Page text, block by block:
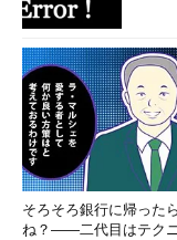
そろそろ銀行に帰った
ね？――二代目はテク